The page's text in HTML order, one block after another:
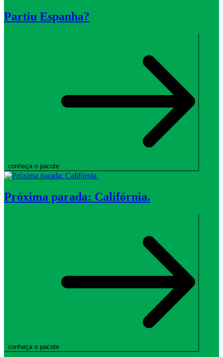
Partiu Espanha?
conheça o pacote
Próxima parada: Califórnia.
conheça o pacote